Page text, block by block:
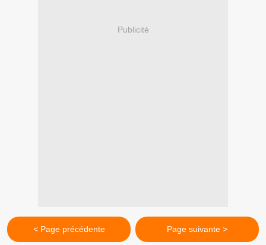
Publicité
< Page précédente Page suivante >